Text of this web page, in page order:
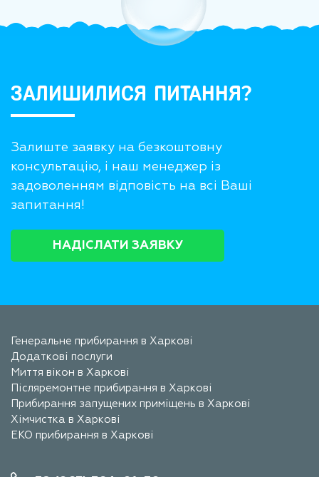
ЗАЛИШИЛИСЯ ПИТАННЯ?
Залиште заявку на безкоштовну
консультацію, і наш менеджер із
задоволенням відповість на всі Ваші
запитання!
НАДІСЛАТИ ЗАЯВКУ
Генеральне прибирання в Харкові
Додаткові послуги
Миття вікон в Харкові
Післяремонтне прибирання в Харкові
Прибирання запущених приміщень в Харкові
Хімчистка в Харкові
ЕКО прибирання в Харкові